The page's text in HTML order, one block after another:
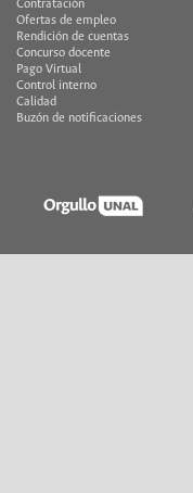
Contratación
Ofertas de empleo
Rendición de cuentas
Concurso docente
Pago Virtual
Control interno
Calidad
Buzón de notificaciones